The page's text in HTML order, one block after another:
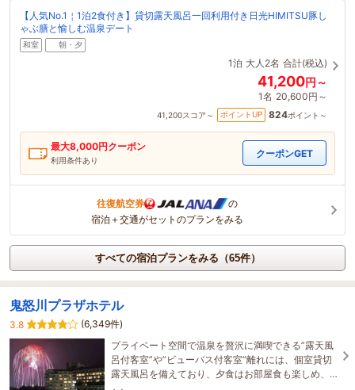
【人気No.1￤1泊2食付き】貸切露天風呂一回利用付き日光HIMITSU豚し
ゃぶ膳と愉しむ温泉デート
和室 朝・夕
1泊 大人2名 合計(税込)
41,200円～
1名 20,600円～
41,200スコア～ ポイントUP 824ポイント～
最大8,000円クーポン
利用条件あり
クーポンGET
往復航空券
の
宿泊＋交通がセットのプランをみる
すべての宿泊プランをみる（65件）
鬼怒川プラザホテル
3.8
(6,349件)
プライベート空間で温泉を贅沢に満喫できる”露天風
呂付客室”や”ビューバス付客室”離れには、個室貸切
露天風呂を備えており、夕食はお部屋食も楽しめ、